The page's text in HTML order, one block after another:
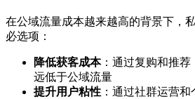
在公域流量成本越来越高的背景下，
必选项：
降低获客成本：通过复购和推荐
远低于公域流量
提升用户粘性 ：通过社群运营